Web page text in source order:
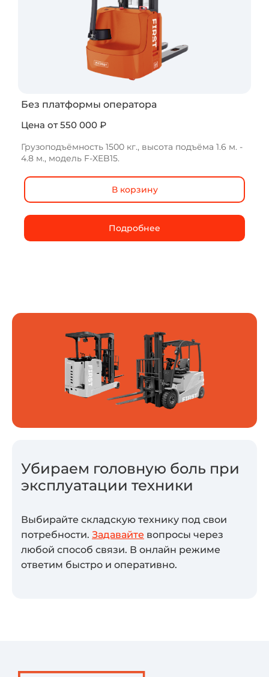
Без платформы оператора
Цена от 550 000 ₽
Грузоподъёмность 1500 кг., высота подъёма 1.6 м. -
4.8 м., модель F-XEB15.
В корзину
Подробнее
Убираем головную боль при
эксплуатации техники
Выбирайте складскую технику под свои
потребности. Задавайте вопросы через
любой способ связи. В онлайн режиме
ответим быстро и оперативно.